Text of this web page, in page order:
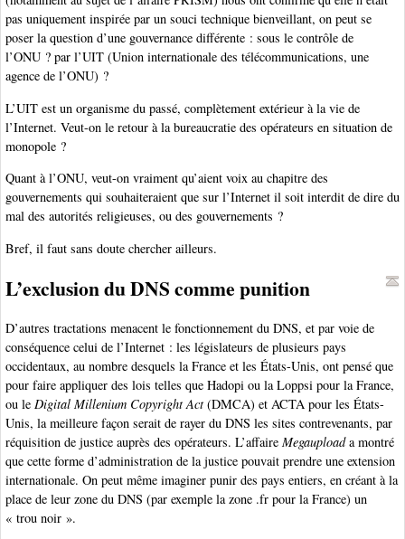
pas uniquement inspirée par un souci technique bienveillant, on peut se
poser la question d’une gouvernance différente : sous le contrôle de
l’ONU ? par l’UIT (Union internationale des télécommunications, une
agence de l’ONU) ?
L’UIT est un organisme du passé, complètement extérieur à la vie de
l’Internet. Veut-on le retour à la bureaucratie des opérateurs en situation de
monopole ?
Quant à l’ONU, veut-on vraiment qu’aient voix au chapitre des
gouvernements qui souhaiteraient que sur l’Internet il soit interdit de dire du
mal des autorités religieuses, ou des gouvernements ?
Bref, il faut sans doute chercher ailleurs.
L’exclusion du DNS comme punition
D’autres tractations menacent le fonctionnement du DNS, et par voie de
conséquence celui de l’Internet : les législateurs de plusieurs pays
occidentaux, au nombre desquels la France et les États-Unis, ont pensé que
pour faire appliquer des lois telles que Hadopi ou la Loppsi pour la France,
ou le Digital Millenium Copyright Act(DMCA) et ACTA pour les États-
Unis, la meilleure façon serait de rayer du DNS les sites contrevenants, par
réquisition de justice auprès des opérateurs. L’affaire Megauploada montré
que cette forme d’administration de la justice pouvait prendre une extension
internationale. On peut même imaginer punir des pays entiers, en créant à la
place de leur zone du DNS (par exemple la zone .fr pour la France) un
« trou noir ».